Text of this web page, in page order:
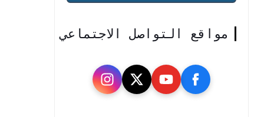
مواقع التواصل الاجتماعي